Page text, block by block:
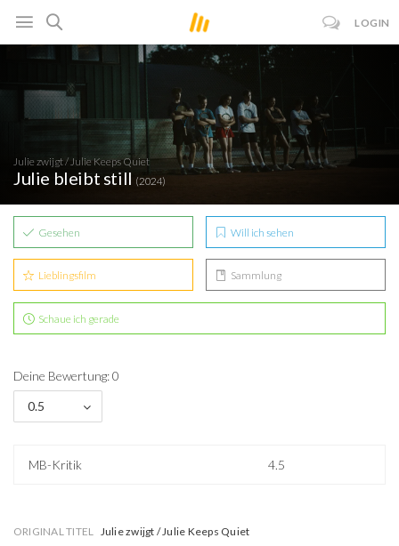
LOGIN
Julie zwijgt / Julie Keeps Quiet
Julie bleibt still (2024)
Gesehen Will ich sehen
Lieblingsfilm Sammlung
Schaue ich gerade
Deine Bewertung: 0
0.5
MB-Kritik 4.5
ORIGINAL TITEL Julie zwijgt / Julie Keeps Quiet